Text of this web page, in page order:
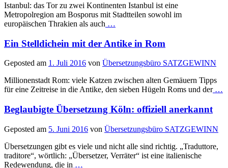
Istanbul: das Tor zu zwei Kontinenten Istanbul ist eine
Metropolregion am Bosporus mit Stadtteilen sowohl im
europäischen Thrakien als auch …
Ein Stelldichein mit der Antike in Rom
Geposted am 1. Juli 2016 von Übersetzungsbüro SATZGEWINN
Millionenstadt Rom: viele Katzen zwischen alten Gemäuern Tipps
für eine Zeitreise in die Antike, den sieben Hügeln Roms und der…
Beglaubigte Übersetzung Köln: offiziell anerkannt
Geposted am 5. Juni 2016 von Übersetzungsbüro SATZGEWINN
Übersetzungen gibt es viele und nicht alle sind richtig. „Traduttore,
traditore“, wörtlich: „Übersetzer, Verräter“ ist eine italienische
Redewendung, die in …